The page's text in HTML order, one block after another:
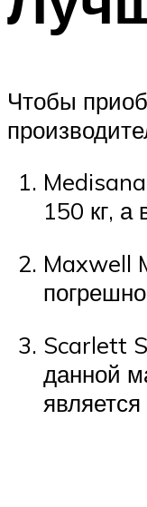
Чтобы
150 кг,
Maxwell
Scarlett
данной